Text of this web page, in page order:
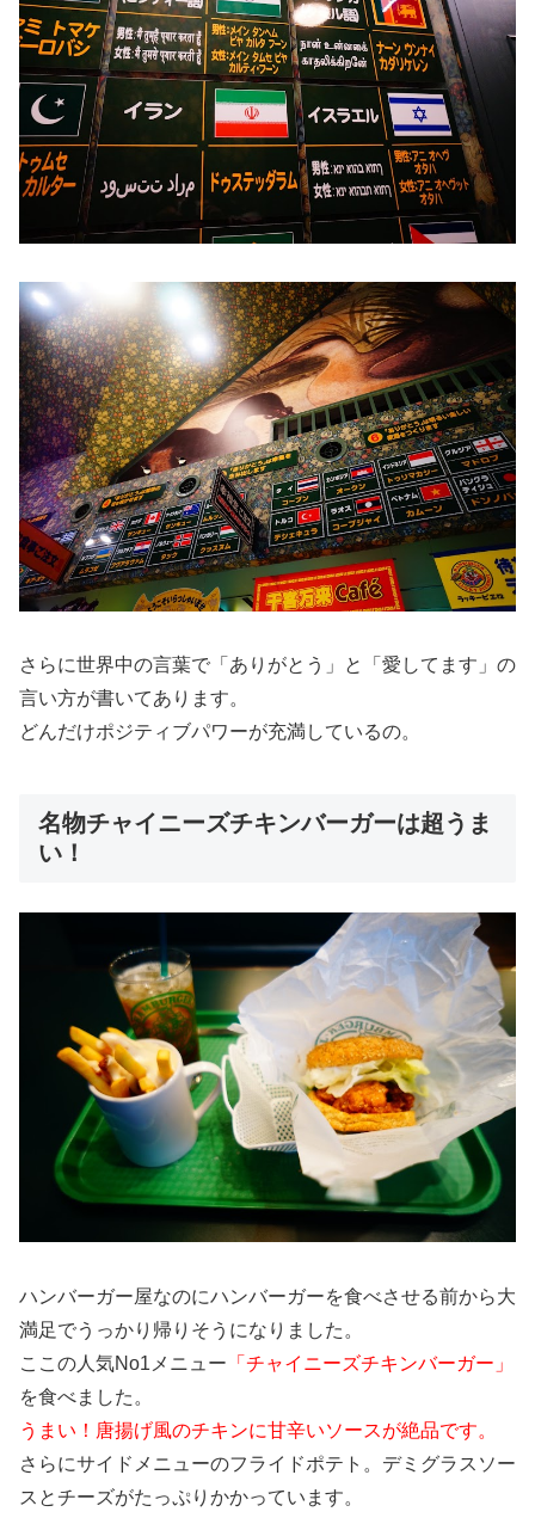
さらに世界中の言葉で「ありがとう」と「愛してます」の
言い方が書いてあります。
どんだけポジティブパワーが充満しているの。
名物チャイニーズチキンバーガーは超うま
い！
ハンバーガー屋なのにハンバーガーを食べさせる前から大
満足でうっかり帰りそうになりました。
ここの人気No1メニュー 「チャイニーズチキンバーガー」
を食べました。
うまい！唐揚げ風のチキンに甘辛いソースが絶品です。
さらにサイドメニューのフライドポテト。デミグラスソー
スとチーズがたっぷりかかっています。